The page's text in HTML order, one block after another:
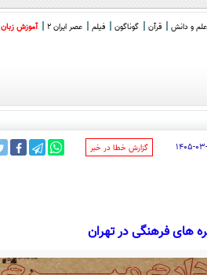
علم و دانش قرآن گوناگون فیلم عصر ایران 2 آموزش زبان
‌گزارش خطا در خبر
های فرهنگی در تهران